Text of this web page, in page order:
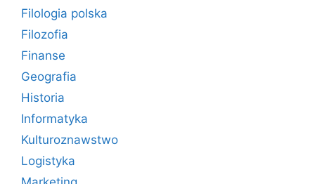
Filologia polska
Filozofia
Finanse
Geografia
Historia
Informatyka
Kulturoznawstwo
Logistyka